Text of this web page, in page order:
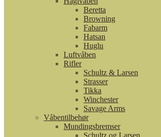
Beretta
Browning
Fabarm
Hatsan
Huglu
Luftvåben
Rifler
Schultz & Larsen
Strasser
Tikka
Winchester
Savage Arms
Våbentilbehør
Mundingsbremser
Schultz og Larsen